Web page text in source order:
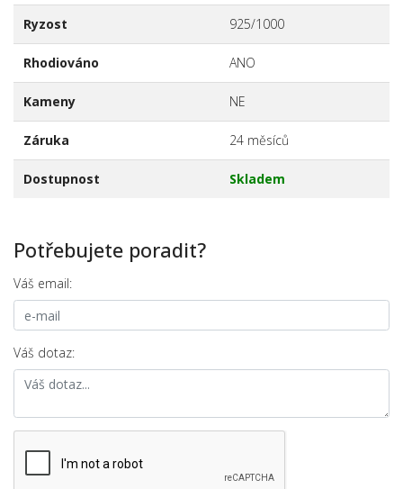
Ryzost 925/1000
Rhodiováno ANO
Kameny NE
Záruka 24 měsíců
Dostupnost Skladem
Potřebujete poradit?
Váš email:
Váš dotaz: